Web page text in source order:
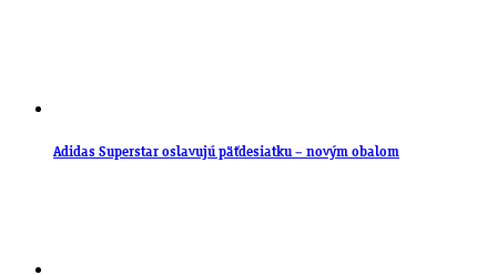
Adidas Superstar oslavujú päťdesiatku – novým obalom